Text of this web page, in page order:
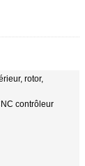
rotor,
contrôleur